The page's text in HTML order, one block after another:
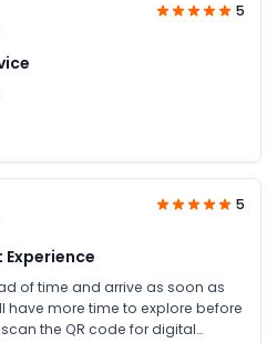
5
5
Experience
of time and arrive as soon as
have more time to explore before
the QR code for digital